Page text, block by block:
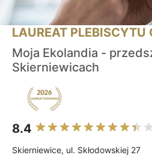
LAUREAT PLEBISCYTU
Moja Ekolandia -
Skierniewicach
8.4
Skierniewice, ul. Skłodowskiej 27